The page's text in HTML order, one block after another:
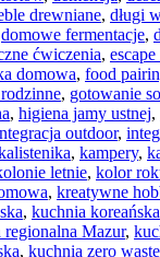
drewniane, długi
domowe fermentacje,
ćwiczenia,
domowa, food
, gotowanie
, higiena jamy ustnej,
outdoor,
, kampery,
letnie, kolor
, kreatywne
, kuchnia koreańska
regionalna Mazur,
, kuchnia zero waste